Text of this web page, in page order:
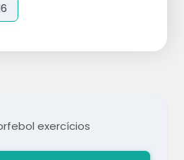
exercícios